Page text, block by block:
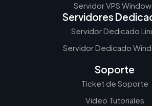
Servidor VPS
Servidores
Servidor Dedicado
Servidor Dedicado
Soporte
Ticket de Soporte
Video Tutoriales